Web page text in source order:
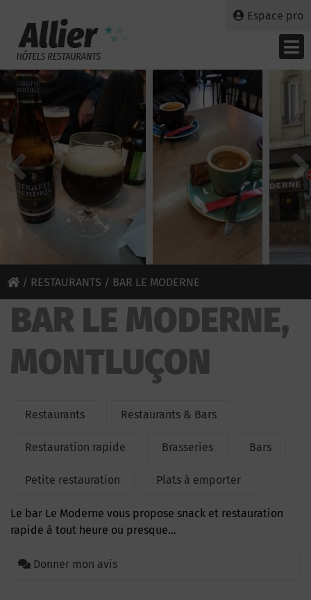
Espace pro
/ RESTAURANTS / BAR LE MODERNE
BAR LE MODERNE,
MONTLUÇON
Restaurants Restaurants & Bars
Restauration rapide Brasseries Bars
Petite restauration Plats à emporter
Le bar Le Moderne vous propose snack et restauration
rapide à tout heure ou presque…
Donner mon avis